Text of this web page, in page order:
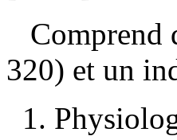
Comprend
320) et un
1.